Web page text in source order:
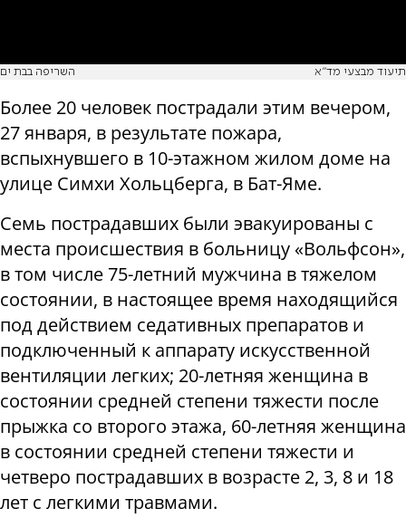
השריפה בבת ים תיעוד מבצעי מד"א
Более 20 человек пострадали этим вечером,
27 января, в результате пожара,
вспыхнувшего в 10-этажном жилом доме на
улице Симхи Хольцберга, в Бат-Яме.
Семь пострадавших были эвакуированы с
места происшествия в больницу «Вольфсон»,
в том числе 75-летний мужчина в тяжелом
состоянии, в настоящее время находящийся
под действием седативных препаратов и
подключенный к аппарату искусственной
вентиляции легких; 20-летняя женщина в
состоянии средней степени тяжести после
прыжка со второго этажа, 60-летняя женщина
в состоянии средней степени тяжести и
четверо пострадавших в возрасте 2, 3, 8 и 18
лет с легкими травмами.